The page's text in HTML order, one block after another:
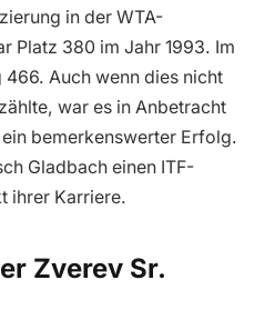
in der WTA-
Platz 380 im Jahr 1993. Im
466. Auch wenn dies nicht
war es in Anbetracht
bemerkenswerter Erfolg.
Gladbach einen ITF-
ihrer Karriere.
Zverev Sr.